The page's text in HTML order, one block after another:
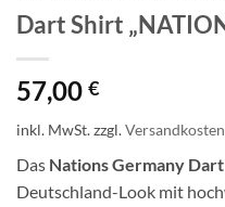
Dart Shirt
57,00 €
inkl. MwSt.zzgl.Versandkosten
Das Nations Germany
Deutschland-Look mit